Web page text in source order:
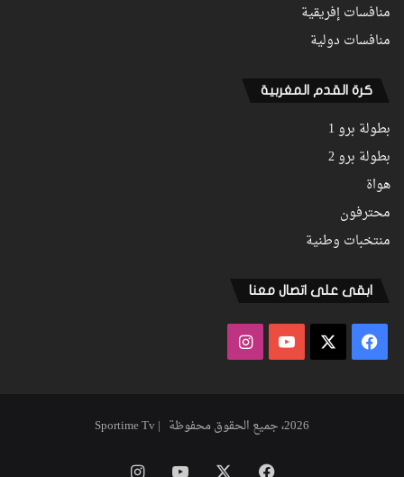
منافسات إفريقية
منافسات دولية
كرة القدم المغربية
بطولة برو 1
بطولة برو 2
هواة
محترفون
منتخبات وطنية
ابقى على اتصال معنا
فيسبوك ‫YouTubeانستقرام
2026، جميع الحقوق محفوظة | Sportime Tv
فيسبوك ‫YouTubeانستقرام